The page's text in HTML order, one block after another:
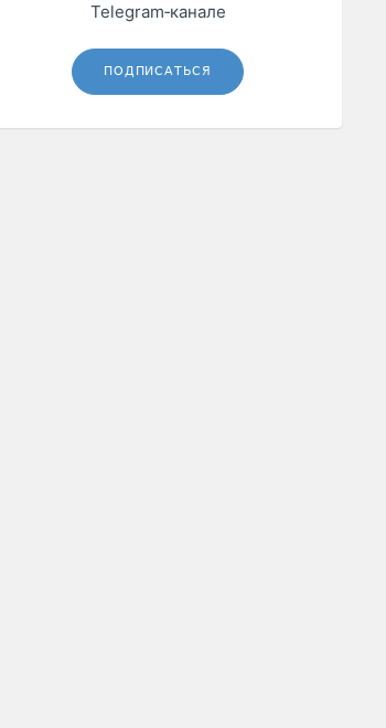
Telegram‑канале
ПОДПИСАТЬСЯ